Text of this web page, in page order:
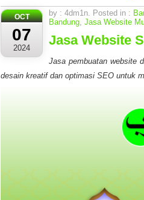
OCT
07
2024
by : 4dm1n. Posted in :
Bandung Jasa Website
Jasa Website
Jasa pembuatan website
desain kreatif dan optimasi SEO untuk